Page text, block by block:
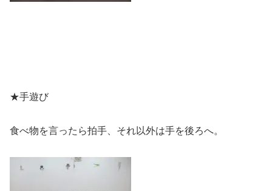
★手遊び
食べ物を言ったら拍手、それ以外は手を後ろへ。